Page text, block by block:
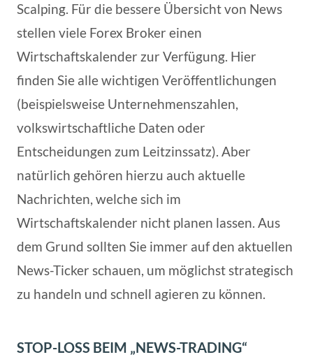
Scalping. Für die bessere Übersicht von News
stellen viele Forex Broker einen
Wirtschaftskalender zur Verfügung. Hier
finden Sie alle wichtigen Veröffentlichungen
(beispielsweise Unternehmenszahlen,
volkswirtschaftliche Daten oder
Entscheidungen zum Leitzinssatz). Aber
natürlich gehören hierzu auch aktuelle
Nachrichten, welche sich im
Wirtschaftskalender nicht planen lassen. Aus
dem Grund sollten Sie immer auf den aktuellen
News-Ticker schauen, um möglichst strategisch
zu handeln und schnell agieren zu können.
STOP-LOSS BEIM „NEWS-TRADING“